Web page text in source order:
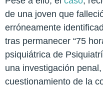
de una joven que
erróneamente
tras permanecer “75
psiquiátrica de
una investigación
cuestionamiento de la